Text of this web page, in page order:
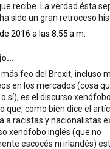
recibe. La verdad ésta
sido un gran retroceso
2016 a las 8:55 a.m.
más feo del Brexit, incluso
en los mercados (cosa
sí), es el discurso
que, como bien dice el
a racistas y nacionalistas
xenófobo inglés (que no
escocés ni irlandés)